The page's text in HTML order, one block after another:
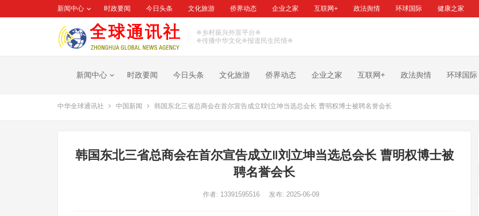
新闻中心 时政要闻 今日头条 文化旅游 侨界动态 企业之家 互联网+ 政法舆情 环球国际 健康之家
❈乡村振兴外宣平台❈
❈传播中华文化❈报道民生民情❈
新闻中心 时政要闻 今日头条 文化旅游 侨界动态 企业之家 互联网+ 政法舆情 环球国际
中华全球通讯社 中国新闻 韩国东北三省总商会在首尔宣告成立‖刘立坤当选总会长 曹明权博士被聘名誉会长
韩国东北三省总商会在首尔宣告成立‖刘立坤当选总会长 曹明权博士被
聘名誉会长
作者: 13391595516 发布: 2025-06-09